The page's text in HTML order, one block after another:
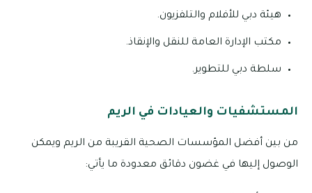
هيئة دبي للأفلام والتلفزيون.
مكتب الإدارة العامة للنقل والإنقاذ.
سلطة دبي للتطوير.
المستشفيات والعيادات في الريم
من بين أفضل المؤسسات الصحية القريبة من الريم ويمكن
الوصول إليها في غضون دقائق معدودة ما يأتي: